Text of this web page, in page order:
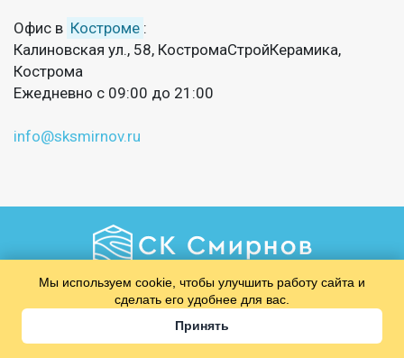
Офис в Костроме :
Калиновская ул., 58, КостромаСтройКерамика,
Кострома
Ежедневно с 09:00 до 21:00
info@sksmirnov.ru
Позвоните мне
Мы используем cookie, чтобы улучшить работу сайта и
сделать его удобнее для вас.
Принять